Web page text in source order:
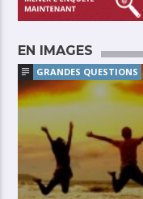
EN IMAGES
GRANDES QUESTIONS